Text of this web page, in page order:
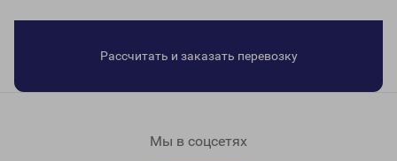
Рассчитать и заказать перевозку
Мы в соцсетях